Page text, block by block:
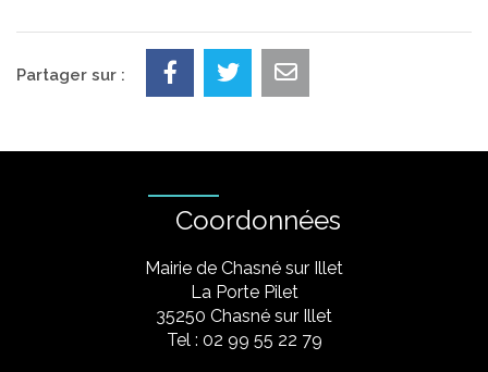
Partager sur :
Coordonnées
Mairie de Chasné sur Illet
La Porte Pilet
35250 Chasné sur Illet
Tel : 02 99 55 22 79